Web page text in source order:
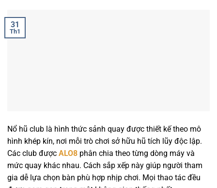
31
Th1
Nổ hũ club là hình thức sảnh quay được thiết kế theo mô
hình khép kín, nơi mỗi trò chơi sở hữu hũ tích lũy độc lập.
Các club được ALO8 phân chia theo từng dòng máy và
mức quay khác nhau. Cách sắp xếp này giúp người tham
gia dễ lựa chọn bàn phù hợp nhịp chơi. Mọi thao tác đều